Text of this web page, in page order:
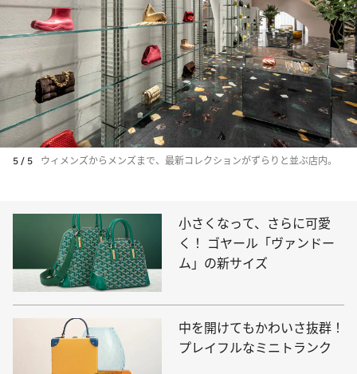
5 / 5 ウィメンズからメンズまで、最新コレクションがずらりと並ぶ店内。
小さくなって、さらに可愛
く！ ゴヤール「ヴァンドー
ム」の新サイズ
中を開けてもかわいさ抜群！
プレイフルなミニトランク